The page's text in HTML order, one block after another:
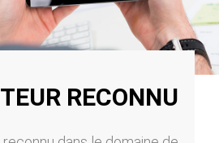
RECONNU